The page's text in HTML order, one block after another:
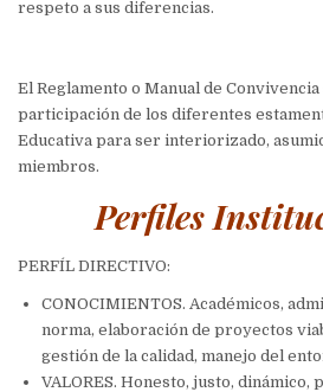
respeto a sus diferencias.
El Reglamento o Manual de
participación de los diferentes
Educativa para ser interiorizado,
miembros.
Perfiles
PERFÍL DIRECTIVO:
CONOCIMIENTOS. Académicos,
norma, elaboración de proyectos
gestión de la calidad, manejo del
VALORES. Honesto, justo, dinámico,